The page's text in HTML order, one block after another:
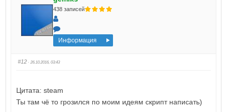
438 записей
Информация
#12 · 26.10.2016, 03:43
Цитата: steam
Ты там чё то грозился по моим идеям скрипт написать)